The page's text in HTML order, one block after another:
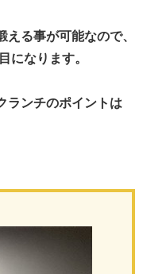
る事が可能なので、
になります。
ランチのポイントは